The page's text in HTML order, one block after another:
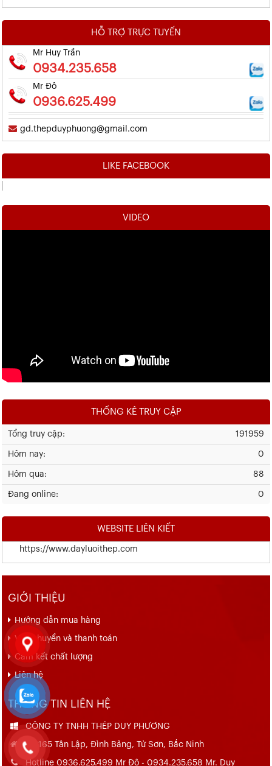
HỖ TRỢ TRỰC TUYẾN
Mr Huy Trần
0934.235.658
Mr Đô
0936.625.499
gd.thepduyphuong@gmail.com
LIKE FACEBOOK
VIDEO
THỐNG KÊ TRUY CẬP
191959
Tổng truy cập:
0
Hôm nay:
88
Hôm qua:
0
Đang online:
WEBSITE LIÊN KIẾT
https://www.dayluoithep.com
GIỚI THIỆU
Hướng dẫn mua hàng
Vận chuyển và thanh toán
Cam kết chất lượng
Liên hệ
THÔNG TIN LIÊN HỆ
CÔNG TY TNHH THÉP DUY PHƯƠNG
Số 165 Tân Lập, Đình Bảng, Từ Sơn, Bắc Ninh
Hotline 0936.625.499 Mr Đô - 0934.235.658 Mr. Duy